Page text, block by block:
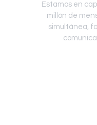
Estamos en
millón de
simultánea,